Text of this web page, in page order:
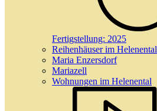
Fertigstellung: 2025
Reihenhäuser im Helenental
Maria Enzersdorf
Mariazell
Wohnungen im Helenental